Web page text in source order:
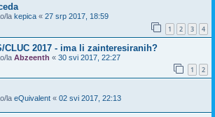
la kepica « 27 srp 2017, 18:59
1 2 3 4
CLUC 2017 - ima li zainteresiranih?
la Abzeenth « 30 svi 2017, 22:27
1 2
la eQuivalent « 02 svi 2017, 22:13